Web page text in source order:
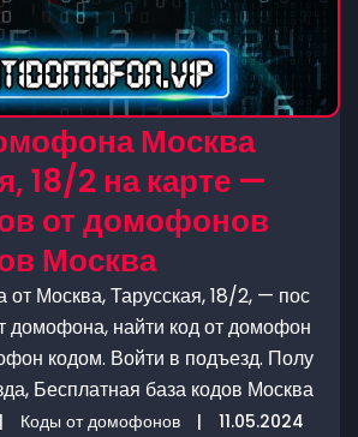
Москва
18/2 на карте —
от домофонов
Москва
Москва, Тарусская, 18/2, — пос
домофона, найти код от домофон
кодом. Войти в подъезд. Полу
Бесплатная база кодов Москва
| Коды от домофонов | 11.05.2024